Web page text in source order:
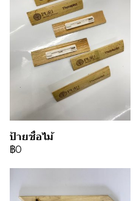
ป้ายชื่อไม้
฿0